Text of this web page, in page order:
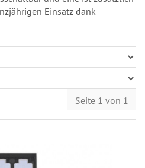
Einsatz dank
Seite 1 von 1